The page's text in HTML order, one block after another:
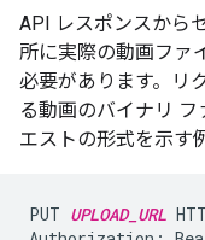
API レスポンスから
所に実際の動画ファ
必要があります。リ
る動画のバイナリ
エストの形式を示す
PUT UPLOAD_URL